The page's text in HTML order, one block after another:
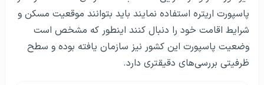
پاسپورت اریتره استفاده نمایند باید بتوانند موقعیت مسکن و
شرایط اقامت خود را دنبال کنند اینطور که مشخص است
وضعیت پاسپورت این کشور نیز سازمان یافته بوده و سطح
ظرفیتی بررسی‌های دقیقتری دارد.